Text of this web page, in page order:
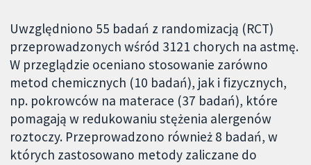
Uwzględniono 55 badań z randomizacją (RCT)
przeprowadzonych wśród 3121 chorych na astmę.
W przeglądzie oceniano stosowanie zarówno
metod chemicznych (10 badań), jak i fizycznych,
np. pokrowców na materace (37 badań), które
pomagają w redukowaniu stężenia alergenów
roztoczy. Przeprowadzono również 8 badań, w
których zastosowano metody zaliczane do